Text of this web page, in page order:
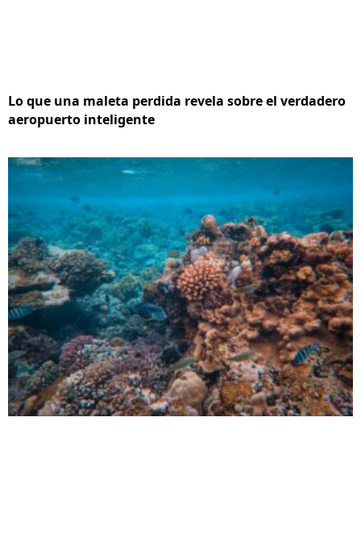
Lo que una maleta perdida revela sobre el verdadero
aeropuerto inteligente